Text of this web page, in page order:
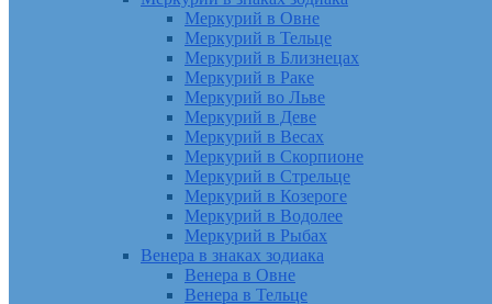
Меркурий в Овне
Меркурий в Тельце
Меркурий в Близнецах
Меркурий в Раке
Меркурий во Льве
Меркурий в Деве
Меркурий в Весах
Меркурий в Скорпионе
Меркурий в Стрельце
Меркурий в Козероге
Меркурий в Водолее
Меркурий в Рыбах
Венера в знаках зодиака
Венера в Овне
Венера в Тельце